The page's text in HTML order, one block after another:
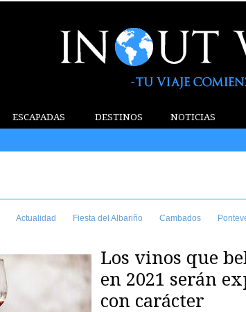
ESCAPADAS DESTINOS NOTICIAS
Actualidad Fiesta del Albariño Cambados
Los vinos que
en 2021 serán
con carácter